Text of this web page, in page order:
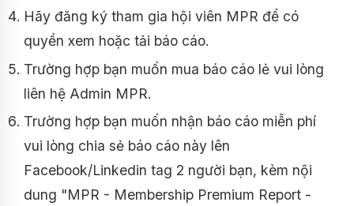
Hãy đăng ký tham gia hội viên MPR để có
quyền xem hoặc tải báo cáo.
Trường hợp bạn muốn mua báo cáo lẻ vui lòng
liên hệ Admin MPR.
Trường hợp bạn muốn nhận báo cáo miễn phí
vui lòng chia sẻ báo cáo này lên
Facebook/Linkedin tag 2 người bạn, kèm nội
dung "MPR - Membership Premium Report -